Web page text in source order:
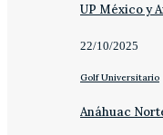
UP México y
22/10/2025
Golf Universitario
Anáhuac